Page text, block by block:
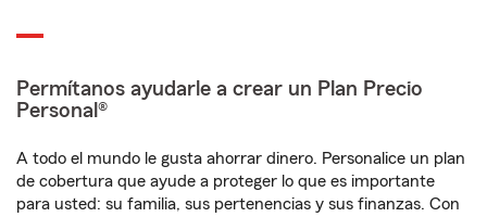
Permítanos ayudarle a crear un Plan Precio
Personal®
A todo el mundo le gusta ahorrar dinero. Personalice un plan
de cobertura que ayude a proteger lo que es importante
para usted: su familia, sus pertenencias y sus finanzas. Con